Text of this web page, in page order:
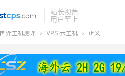
站长视角
用户至上
国外主机测评  VPS·云主机  正文